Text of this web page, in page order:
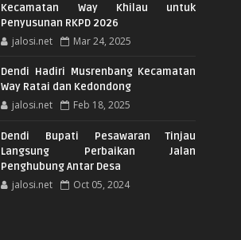
Kecamatan Way Khilau untuk
Penyusunan RKPD 2026
jalosi.net Mar 24, 2025
Dendi Hadiri Musrenbang Kecamatan
Way Ratai dan Kedondong
jalosi.net Feb 18, 2025
Dendi Bupati Pesawaran Tinjau
Langsung Perbaikan Jalan
Penghubung Antar Desa
jalosi.net Oct 05, 2024